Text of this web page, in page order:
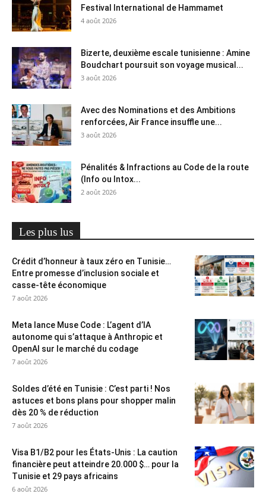
Festival International de Hammamet
4 août 2026
Bizerte, deuxième escale tunisienne : Amine
Boudchart poursuit son voyage musical...
3 août 2026
Avec des Nominations et des Ambitions
renforcées, Air France insuffle une...
3 août 2026
Pénalités & Infractions au Code de la route
(Info ou Intox...
2 août 2026
Les plus lus
Crédit d’honneur à taux zéro en Tunisie…
Entre promesse d’inclusion sociale et
casse-tête économique
7 août 2026
Meta lance Muse Code : L’agent d’IA
autonome qui s’attaque à Anthropic et
OpenAI sur le marché du codage
7 août 2026
Soldes d’été en Tunisie : C’est parti ! Nos
astuces et bons plans pour shopper malin
dès 20 % de réduction
7 août 2026
Visa B1/B2 pour les États-Unis : La caution
financière peut atteindre 20.000 $… pour la
Tunisie et 29 pays africains
6 août 2026